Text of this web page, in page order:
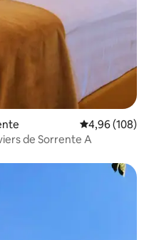
Évaluation
4,96 (108)
de Sorrente A
appréciés